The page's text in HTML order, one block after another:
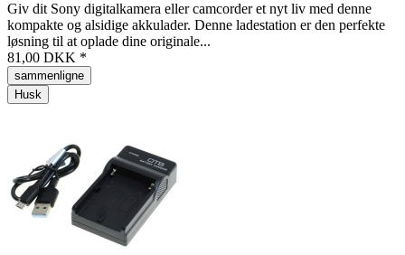
Giv dit Sony digitalkamera eller camcorder et nyt liv med denne
kompakte og alsidige akkulader. Denne ladestation er den perfekte
løsning til at oplade dine originale...
81,00 DKK *
sammenligne
Husk